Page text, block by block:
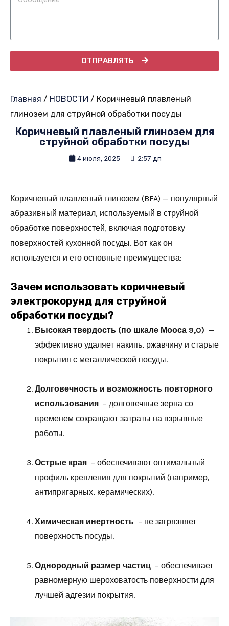
ОТПРАВЛЯТЬ
Главная / НОВОСТИ / Коричневый плавленый
глинозем для струйной обработки посуды
Коричневый плавленый глинозем для
струйной обработки посуды
4 июля, 2025 2:57 дп
Коричневый плавленый глинозем (BFA) — популярный
абразивный материал, используемый в струйной
обработке поверхностей, включая подготовку
поверхностей кухонной посуды. Вот как он
используется и его основные преимущества:
Зачем использовать коричневый
электрокорунд для струйной
обработки посуды?
Высокая твердость (по шкале Мооса 9,0) —
эффективно удаляет накипь, ржавчину и старые
покрытия с металлической посуды.
Долговечность и возможность повторного
использования – долговечные зерна со
временем сокращают затраты на взрывные
работы.
Острые края – обеспечивают оптимальный
профиль крепления для покрытий (например,
антипригарных, керамических).
Химическая инертность – не загрязняет
поверхность посуды.
Однородный размер частиц – обеспечивает
равномерную шероховатость поверхности для
лучшей адгезии покрытия.